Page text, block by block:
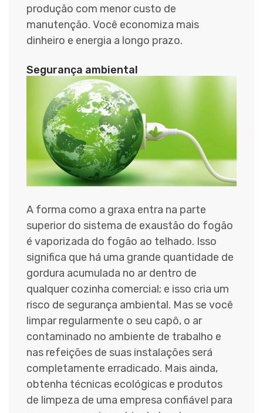
produção com menor custo de
manutenção. Você economiza mais
dinheiro e energia a longo prazo.
Segurança ambiental
A forma como a graxa entra na parte
superior do sistema de exaustão do fogão
é vaporizada do fogão ao telhado. Isso
significa que há uma grande quantidade de
gordura acumulada no ar dentro de
qualquer cozinha comercial; e isso cria um
risco de segurança ambiental. Mas se você
limpar regularmente o seu capô, o ar
contaminado no ambiente de trabalho e
nas refeições de suas instalações será
completamente erradicado. Mais ainda,
obtenha técnicas ecológicas e produtos
de limpeza de uma empresa confiável para